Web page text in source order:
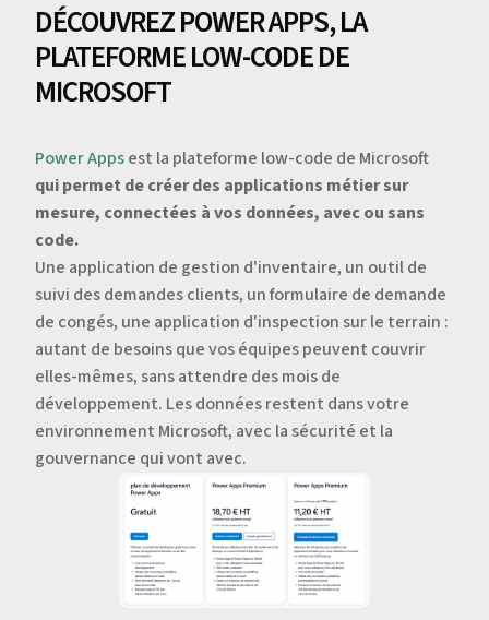
DÉCOUVREZ POWER APPS, LA
PLATEFORME LOW-CODE DE
MICROSOFT
Power Appsest la plateforme low-code de Microsoft
qui permet de créer des applications métier sur
mesure, connectées à vos données, avec ou sans
code.
Une application de gestion d'inventaire, un outil de
suivi des demandes clients, un formulaire de demande
de congés, une application d'inspection sur le terrain :
autant de besoins que vos équipes peuvent couvrir
elles-mêmes, sans attendre des mois de
développement. Les données restent dans votre
environnement Microsoft, avec la sécurité et la
gouvernance qui vont avec.